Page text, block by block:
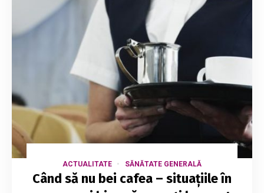
ACTUALITATE SĂNĂTATE GENERALĂ
Când să nu bei cafea – situațiile în